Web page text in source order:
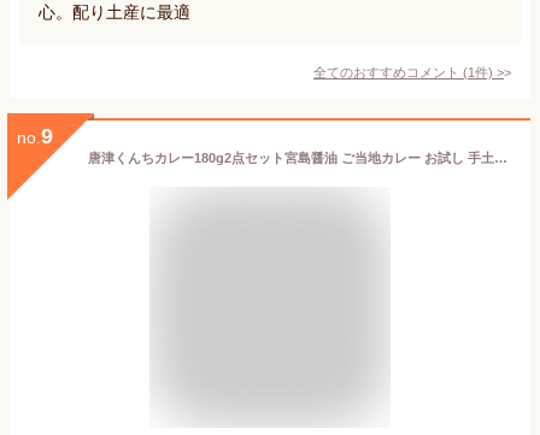
心。配り土産に最適
全てのおすすめコメント (1件) >
no. 9
唐津くんちカレー180g2点セット宮島醤油 ご当地カレー お試し 手土産 レトルト グルメ 地方の味 唐津 曳山 お祭り スパイス おまけ付(お吸い物)【在庫あり】